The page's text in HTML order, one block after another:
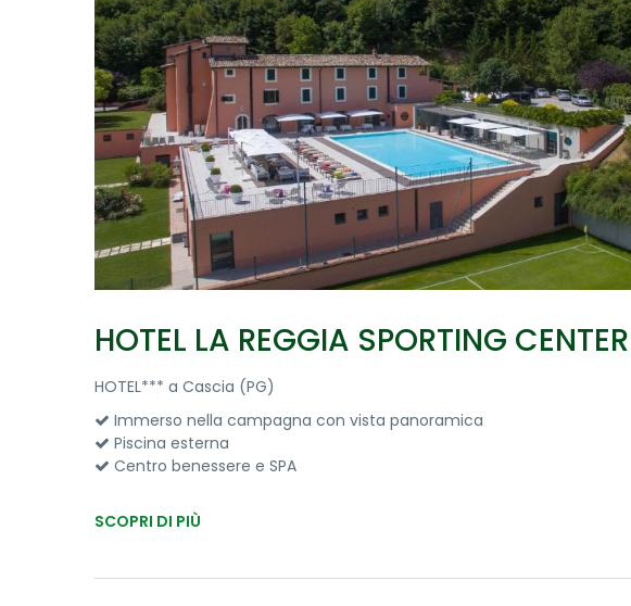
HOTEL LA REGGIA SPORTING CENTER
HOTEL*** a Cascia (PG)
Immerso nella campagna con vista panoramica
Piscina esterna
Centro benessere e SPA
SCOPRI DI PIÙ